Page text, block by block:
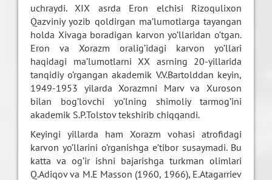
uchraydi. XIX asrda Eron elchisi Rizoqulixon
Qazviniy yozib qoldirgan ma’lumotlarga tayangan
holda Xivaga boradigan karvon yo’llaridan o’tgan.
Eron va Xorazm oralig’idagi karvon yo’llari
haqidagi ma’lumotlarni XX asrning 20-yillarida
tanqidiy o’rgangan akademik V.V.Bartolddan keyin,
1949-1953 yilarda Xorazmni Marv va Xuroson
bilan bog’lovchi yo’lning shimoliy tarmog’ini
akademik S.P.Tolstov tekshirib chiqqandi.
Keyingi yillarda ham Xorazm vohasi atrofidagi
karvon yo’llarini o’rganishga e’tibor susaymadi. Bu
katta va og’ir ishni bajarishga turkman olimlari
Q.Adiqov va M.E Masson (1960, 1966), E.Atagarriev